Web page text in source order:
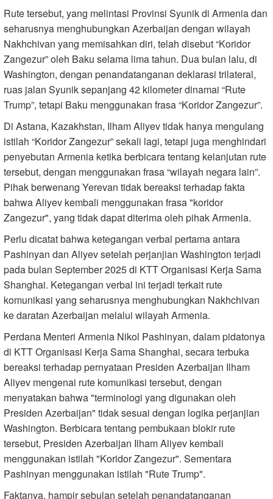
Rute tersebut, yang melintasi Provinsi Syunik di Armenia dan
seharusnya menghubungkan Azerbaijan dengan wilayah
Nakhchivan yang memisahkan diri, telah disebut “Koridor
Zangezur” oleh Baku selama lima tahun. Dua bulan lalu, di
Washington, dengan penandatanganan deklarasi trilateral,
ruas jalan Syunik sepanjang 42 kilometer dinamai “Rute
Trump”, tetapi Baku menggunakan frasa “Koridor Zangezur”.
Di Astana, Kazakhstan, Ilham Aliyev tidak hanya mengulang
istilah “Koridor Zangezur” sekali lagi, tetapi juga menghindari
penyebutan Armenia ketika berbicara tentang kelanjutan rute
tersebut, dengan menggunakan frasa “wilayah negara lain”.
Pihak berwenang Yerevan tidak bereaksi terhadap fakta
bahwa Aliyev kembali menggunakan frasa "koridor
Zangezur", yang tidak dapat diterima oleh pihak Armenia.
Perlu dicatat bahwa ketegangan verbal pertama antara
Pashinyan dan Aliyev setelah perjanjian Washington terjadi
pada bulan September 2025 di KTT Organisasi Kerja Sama
Shanghai. Ketegangan verbal ini terjadi terkait rute
komunikasi yang seharusnya menghubungkan Nakhchivan
ke daratan Azerbaijan melalui wilayah Armenia.
Perdana Menteri Armenia Nikol Pashinyan, dalam pidatonya
di KTT Organisasi Kerja Sama Shanghai, secara terbuka
bereaksi terhadap pernyataan Presiden Azerbaijan Ilham
Aliyev mengenai rute komunikasi tersebut, dengan
menyatakan bahwa "terminologi yang digunakan oleh
Presiden Azerbaijan" tidak sesuai dengan logika perjanjian
Washington. Berbicara tentang pembukaan blokir rute
tersebut, Presiden Azerbaijan Ilham Aliyev kembali
menggunakan istilah "Koridor Zangezur". Sementara
Pashinyan menggunakan istilah "Rute Trump".
Faktanya, hampir sebulan setelah penandatanganan